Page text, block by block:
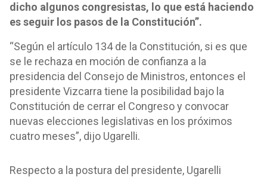
dicho algunos congresistas, lo que está haciendo
es seguir los pasos de la Constitución”.
“Según el artículo 134 de la Constitución, si es que
se le rechaza en moción de confianza a la
presidencia del Consejo de Ministros, entonces el
presidente Vizcarra tiene la posibilidad bajo la
Constitución de cerrar el Congreso y convocar
nuevas elecciones legislativas en los próximos
cuatro meses”, dijo Ugarelli.
Respecto a la postura del presidente, Ugarelli